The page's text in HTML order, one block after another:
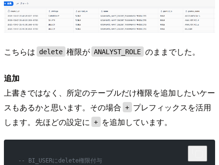
こちらは delete 権限が ANALYST_ROLE のままでした。
追加
上書きではなく、所定のテーブルだけ権限を追加したいケー
スもあるかと思います。その場合 + プレフィックスを活用
します。先ほどの設定に + を追加しています。
-- BI_USERにdelete権限付与